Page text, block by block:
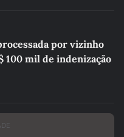
por vizinho
100 mil de indenização